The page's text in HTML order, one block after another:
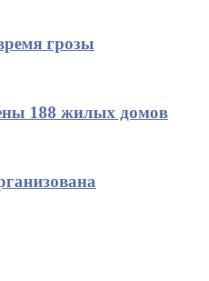
грозы
188 жилых домов